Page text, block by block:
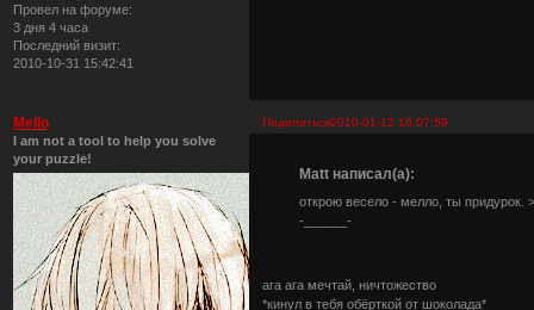
Провел на форуме:
3 дня 4 часа
Последний визит:
2010-10-31 15:42:41
Поделиться2010-01-12 16:07:59
Mello
I am not a tool to help you solve
your puzzle!
Matt написал(а):
открою весело - мелло, ты придурок.
-______-
ага ага мечтай, ничтожество
*кинул в тебя обёрткой от шоколада*